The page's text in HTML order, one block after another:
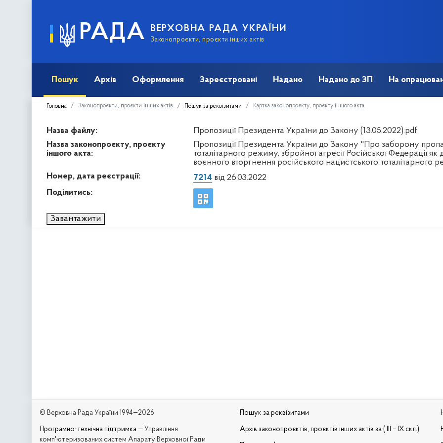
РАДА ВЕРХОВНА РАДА УКРАЇНИ
Законопроєкти, проєкти інших актів
Пошук Архів Оформлення Зареєстровані Надано Надано до ЗП На
Головна Законопроєкти, проєкти інших актів Пошук за реквізитами Картка законопроєкту, проєкту іншого акта
Назва файлу:
Пропозиції Президента України до Закону (13.05.2022).pdf
Назва законопроєкту, проєкту
іншого акта:
Пропозиції Президента України до Закону "Про заборону
тоталітарного режиму, збройної агресії Російської Федерації
воєнного вторгнення російського нацистського тоталітарного
Номер, дата реєстрації:
7214 від 26.03.2022
Поділитись:
Завантажити
© Верховна Рада України 1994—2026
Програмно-технічна підтримка — Управління
комп'ютеризованих систем Апарату Верховної Ради
Пошук за реквізитами
Архів законопроєктів, проєктів інших актів за ( III – IX скл.)